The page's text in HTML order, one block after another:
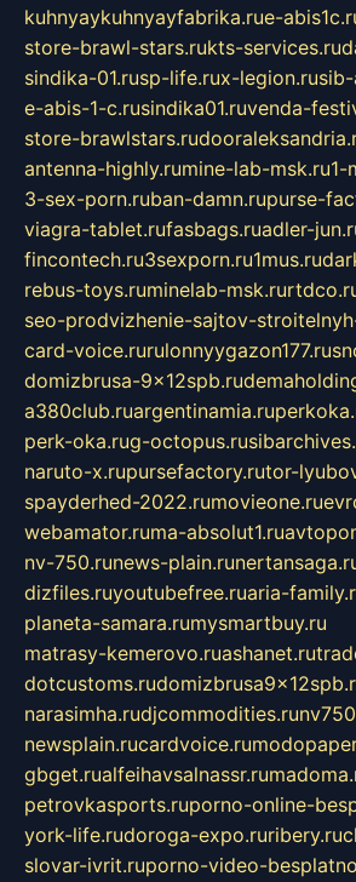
kuhnyaykuhnyayfabrika.rue-
store-brawl-stars.rukts-services.ru
sindika-01.rusp-life.rux-legion.ru
e-abis-1-c.rusindika01.ruvenda-
store-brawlstars.ru
antenna-highly.rumine-lab-msk.ru1-
3-sex-porn.ruban-damn.rupurse-
viagra-tablet.rufasbags.ruadler-
fincontech.ru3sexporn.ru1mus.ru
rebus-toys.ruminelab-msk.ru
seo-prodvizhenie-sajtov-
card-voice.rurulonnyygazon177.ru
domizbrusa-9x12spb.ru
a380club.ruargentinamia.ru
perk-oka.rug-octopus.ru
naruto-x.rupursefactory.rutor-
spayderhed-2022.rumovieone.ru
webamator.ruma-absolut1.ru
nv-750.runews-plain.ru
dizfiles.ruyoutubefree.ruaria-
planeta-samara.rumysmartbuy.ru
matrasy-kemerovo.ruashanet.ru
dotcustoms.ru
narasimha.rudjcommodities.ru
newsplain.rucardvoice.ru
gbget.rualfeihavsalnassr.ru
petrovkasports.ruporno-online-
york-life.rudoroga-expo.ruribery.ru
slovar-ivrit.ruporno-video-